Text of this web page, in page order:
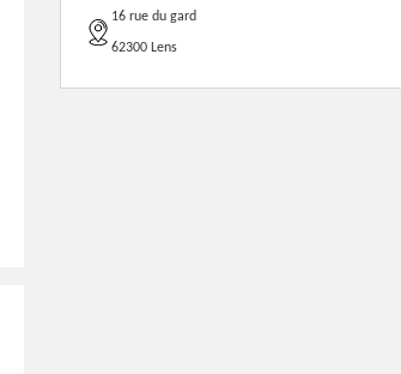
16 rue du gard
62300 Lens